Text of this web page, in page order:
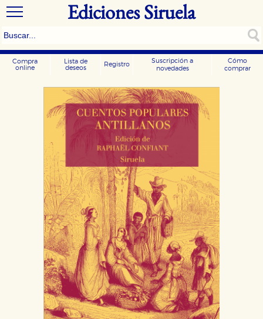
Ediciones Siruela
Compra
online
Lista de
deseos
Registro
Suscripción a
novedades
Cómo
comprar